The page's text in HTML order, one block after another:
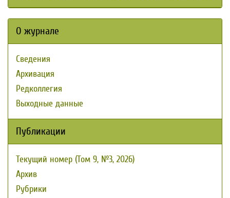
О журнале
Сведения
Архивация
Редколлегия
Выходные данные
Публикации
Текущий номер (Том 9, №3, 2026)
Архив
Рубрики